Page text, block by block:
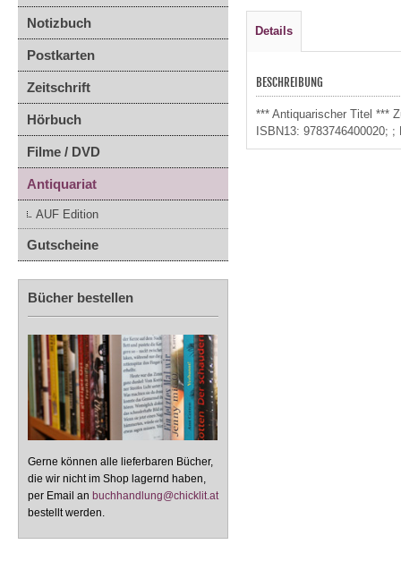
Notizbuch
Postkarten
Zeitschrift
Hörbuch
Filme / DVD
Antiquariat
AUF Edition
Gutscheine
Bücher bestellen
Gerne können alle lieferbaren Bücher,
die wir nicht im Shop lagernd haben,
per Email an buchhandlung@chicklit.at
bestellt werden.
Details
BESCHREIBUNG
*** Antiquarischer Titel ***
ISBN13: 9783746400020;